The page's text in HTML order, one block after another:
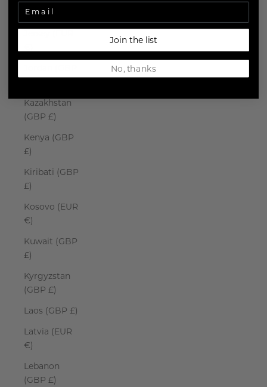
Japan (JPY ¥)
Kazakhstan
(GBP £)
Kenya (GBP
£)
Kiribati (GBP
£)
Kosovo (EUR
€)
Kuwait (GBP
£)
Kyrgyzstan
(GBP £)
Laos (GBP £)
Latvia (EUR
€)
Lebanon
(GBP £)
Join the list
No, thanks